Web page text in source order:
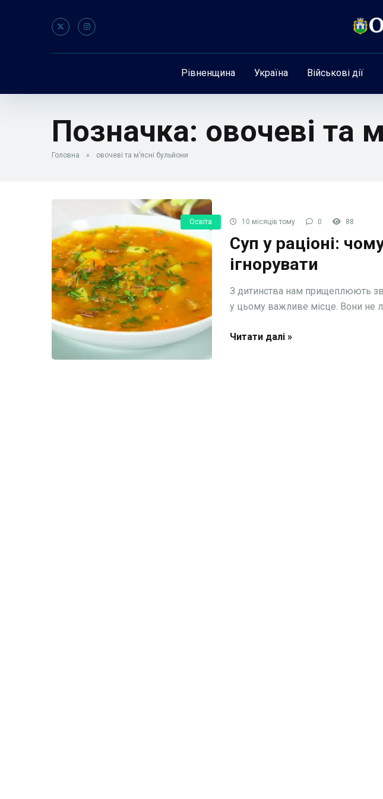
Рівненщина Україна Військові дії
Позначка: овочеві та
Головна » овочеві та м’ясні бульйони
Освіта 10 місяців тому 0 88
Суп у раціоні:
ігнорувати
З дитинства нам прищеплюють
у цьому важливе місце. Вони не
Читати далі »